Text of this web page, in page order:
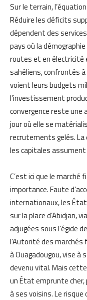
Sur le terrain,
Réduire les déficits
dépendent des
pays où la
routes et en électricité
sahéliens, confrontés
voient leurs budgets
l’investissement
convergence reste une
jour où elle se
recrutements gelés. La
les capitales
C’est ici que le marché
importance. Faute
internationaux, les
sur la place d’Abidjan,
adjugées sous l’égide
l’Autorité des
à Ouagadougou, vise à
devenu vital. Mais
un État emprunte
à ses voisins. Le